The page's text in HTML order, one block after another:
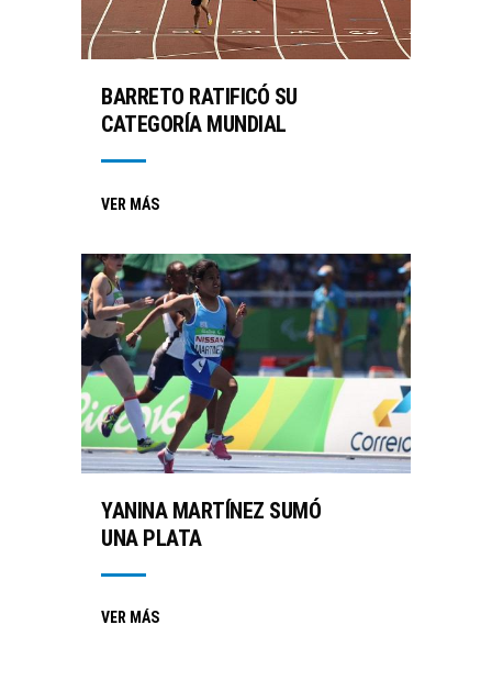
BARRETO RATIFICÓ SU
CATEGORÍA MUNDIAL
VER MÁS
YANINA MARTÍNEZ SUMÓ
UNA PLATA
VER MÁS